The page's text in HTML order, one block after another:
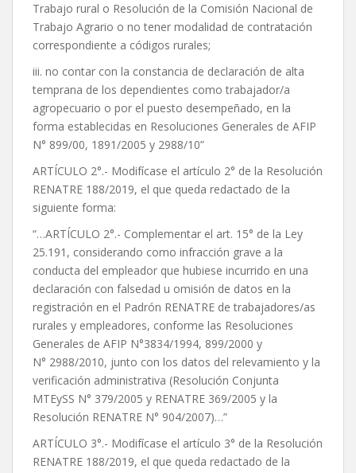
Trabajo rural o Resolución de la Comisión Nacional de
Trabajo Agrario o no tener modalidad de contratación
correspondiente a códigos rurales;
iii. no contar con la constancia de declaración de alta
temprana de los dependientes como trabajador/a
agropecuario o por el puesto desempeñado, en la
forma establecidas en Resoluciones Generales de AFIP
N° 899/00, 1891/2005 y 2988/10”
ARTÍCULO 2°.- Modifícase el artículo 2° de la Resolución
RENATRE 188/2019, el que queda redactado de la
siguiente forma:
“…ARTÍCULO 2°.- Complementar el art. 15° de la Ley
25.191, considerando como infracción grave a la
conducta del empleador que hubiese incurrido en una
declaración con falsedad u omisión de datos en la
registración en el Padrón RENATRE de trabajadores/as
rurales y empleadores, conforme las Resoluciones
Generales de AFIP N°3834/1994, 899/2000 y
N° 2988/2010, junto con los datos del relevamiento y la
verificación administrativa (Resolución Conjunta
MTEySS N° 379/2005 y RENATRE 369/2005 y la
Resolución RENATRE N° 904/2007)…”
ARTÍCULO 3°.- Modifícase el artículo 3° de la Resolución
RENATRE 188/2019, el que queda redactado de la